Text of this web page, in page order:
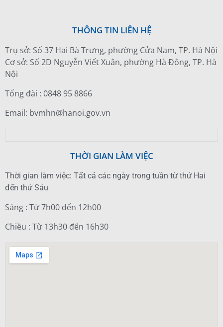
THÔNG TIN LIÊN HỆ
Trụ sở: Số 37 Hai Bà Trưng, phường Cửa Nam, TP. Hà Nội
Cơ sở: Số 2D Nguyễn Viết Xuân, phường Hà Đông, TP. Hà
Nội
Tổng đài : 0848 95 8866
Email: bvmhn@hanoi.gov.vn
THỜI GIAN LÀM VIỆC
Thời gian làm việc: Tất cả các ngày trong tuần từ thứ Hai
đến thứ Sáu
Sáng : Từ 7h00 đến 12h00
Chiều : Từ 13h30 đến 16h30